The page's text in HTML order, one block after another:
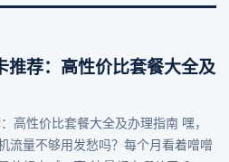
推荐：高性价比套餐大全及
性价比套餐大全及办理指南 嘿，
流量不够用发愁吗？每个月看着噌噌